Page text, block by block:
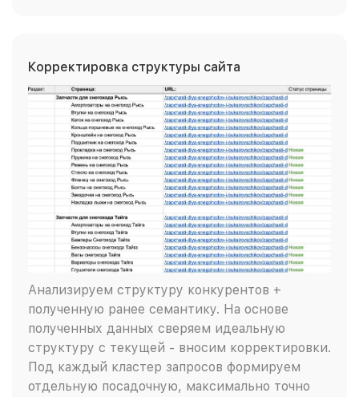
Корректировка структуры сайта
Анализируем структуру конкурентов +
полученную ранее семантику. На основе
полученных данных сверяем идеальную
структуру с текущей - вносим корректировки.
Под каждый кластер запросов формируем
отдельную посадочную, максимально точно